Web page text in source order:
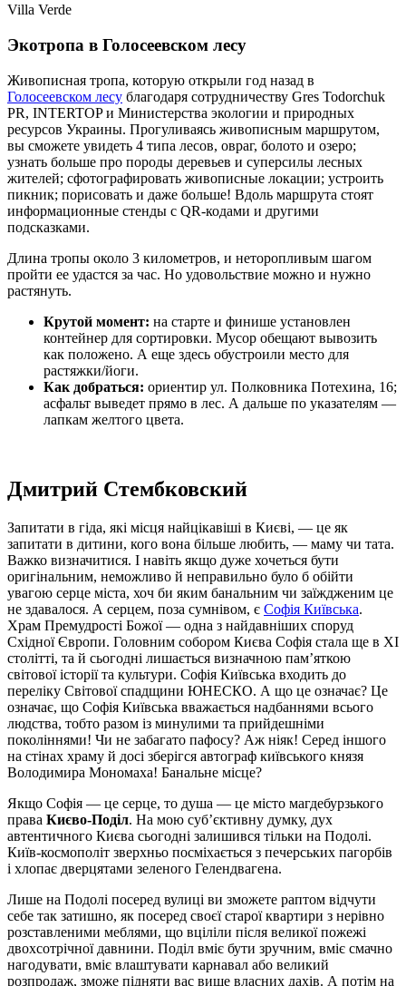
Villa Verde
Экотропа в Голосеевском лесу
Живописная тропа, которую открыли год назад в
Голосеевском лесу благодаря сотрудничеству Gres Todorchuk
PR, INTERTOP и Министерства экологии и природных
ресурсов Украины. Прогуливаясь живописным маршрутом,
вы сможете увидеть 4 типа лесов, овраг, болото и озеро;
узнать больше про породы деревьев и суперсилы лесных
жителей; сфотографировать живописные локации; устроить
пикник; порисовать и даже больше! Вдоль маршрута стоят
информационные стенды с QR-кодами и другими
подсказками.
Длина тропы около 3 километров, и неторопливым шагом
пройти ее удастся за час. Но удовольствие можно и нужно
растянуть.
Крутой момент: на старте и финише установлен
контейнер для сортировки. Мусор обещают вывозить
как положено. А еще здесь обустроили место для
растяжки/йоги.
Как добраться: ориентир ул. Полковника Потехина, 16;
асфальт выведет прямо в лес. А дальше по указателям —
лапкам желтого цвета.
Дмитрий Стембковский
Запитати в гіда, які місця найцікавіші в Києві, — це як
запитати в дитини, кого вона більше любить, — маму чи тата.
Важко визначитися. І навіть якщо дуже хочеться бути
оригінальним, неможливо й неправильно було б обійти
увагою серце міста, хоч би яким банальним чи заїждженим це
не здавалося. А серцем, поза сумнівом, є Софія Київська.
Храм Премудрості Божої — одна з найдавніших споруд
Східної Європи. Головним собором Києва Софія стала ще в ХІ
столітті, та й сьогодні лишається визначною пам’яткою
світової історії та культури. Софія Київська входить до
переліку Світової спадщини ЮНЕСКО. А що це означає? Це
означає, що Софія Київська вважається надбаннями всього
людства, тобто разом із минулими та прийдешніми
поколіннями! Чи не забагато пафосу? Аж ніяк! Серед іншого
на стінах храму й досі зберігся автограф київського князя
Володимира Мономаха! Банальне місце?
Якщо Софія — це серце, то душа — це місто магдебурзького
права Києво-Поділ. На мою суб’єктивну думку, дух
автентичного Києва сьогодні залишився тільки на Подолі.
Київ-космополіт зверхньо посміхається з печерських пагорбів
і хлопає дверцятами зеленого Гелендвагена.
Лише на Подолі посеред вулиці ви зможете раптом відчути
себе так затишно, як посеред своєї старої квартири з нерівно
розставленими меблями, що вціліли після великої пожежі
двохсотрічної давнини. Поділ вміє бути зручним, вміє смачно
нагодувати, вміє влаштувати карнавал або великий
розпродаж, зможе підняти вас вище власних дахів. А потім на